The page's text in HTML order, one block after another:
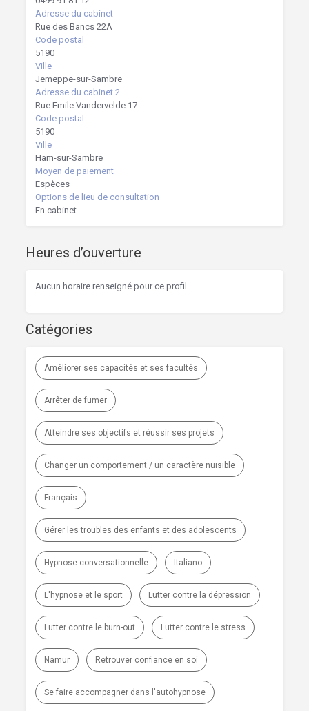
Adresse du cabinet
Rue des Bancs 22A
Code postal
5190
Ville
Jemeppe-sur-Sambre
Adresse du cabinet 2
Rue Emile Vandervelde 17
Code postal
5190
Ville
Ham-sur-Sambre
Moyen de paiement
Espèces
Options de lieu de consultation
En cabinet
Heures d’ouverture
Aucun horaire renseigné pour ce profil.
Catégories
Améliorer ses capacités et ses facultés
Arrêter de fumer
Atteindre ses objectifs et réussir ses projets
Changer un comportement / un caractère nuisible
Français
Gérer les troubles des enfants et des adolescents
Hypnose conversationnelle Italiano
L'hypnose et le sport Lutter contre la dépression
Lutter contre le burn-out Lutter contre le stress
Namur Retrouver confiance en soi
Se faire accompagner dans l'autohypnose